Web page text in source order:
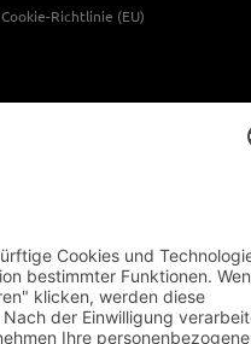
Cookie-Richtlinie (EU)